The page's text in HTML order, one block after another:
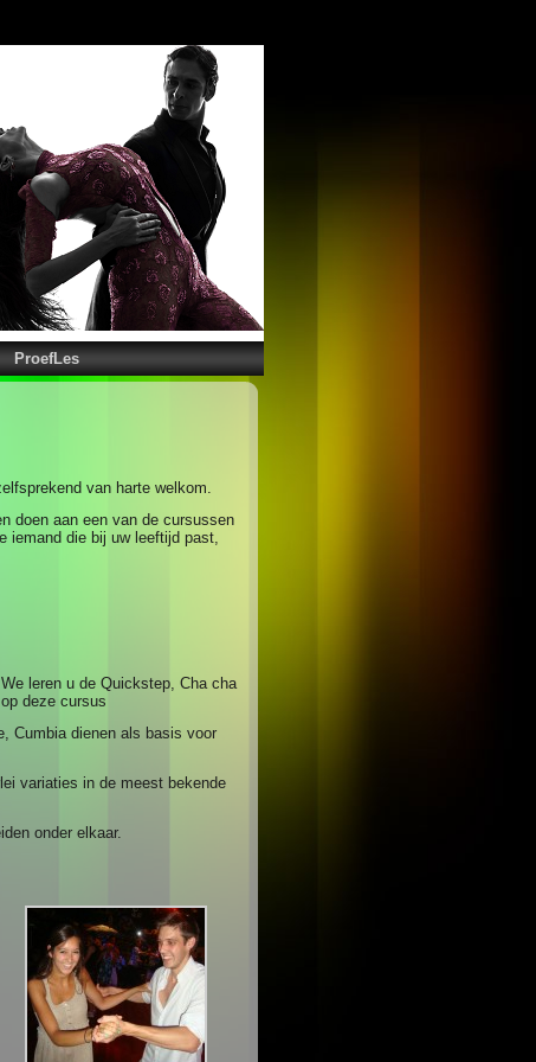
ProefLes
van harte welkom.
doen aan een van de cursussen
iemand die bij uw leeftijd past,
leren u de Quickstep, Cha cha
deze cursus
Cumbia dienen als basis voor
variaties in de meest bekende
onder elkaar.